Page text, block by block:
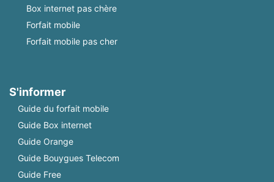
Box internet pas chère
Forfait mobile
Forfait mobile pas cher
S'informer
Guide du forfait mobile
Guide Box internet
Guide Orange
Guide Bouygues Telecom
Guide Free